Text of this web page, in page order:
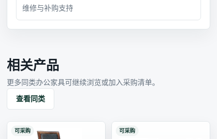
维修与补购支持
相关产品
更多同类办公家具可继续浏览或加入采购清单。
查看同类
可采购 可采购